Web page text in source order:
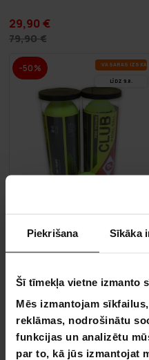
Piekrišana Sīkāka
Šī tīmekļa vietne izmanto
Mēs izmantojam
reklāmas, nodrošinātu
funkcijas un analizētu
par to, kā jūs izmantojat
29,90 €
79,90 €
-50% VA­SA­RAS
LĪDZ 9.8.
9,90 €
19,90 €